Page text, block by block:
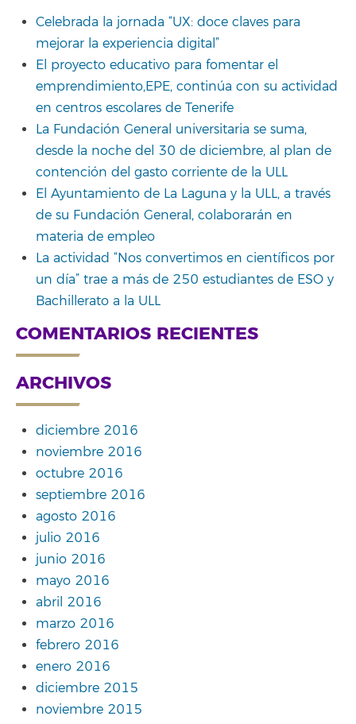
Celebrada la jornada “UX: doce claves para
mejorar la experiencia digital”
El proyecto educativo para fomentar el
emprendimiento,EPE, continúa con su actividad
en centros escolares de Tenerife
La Fundación General universitaria se suma,
desde la noche del 30 de diciembre, al plan de
contención del gasto corriente de la ULL
El Ayuntamiento de La Laguna y la ULL, a través
de su Fundación General, colaborarán en
materia de empleo
La actividad “Nos convertimos en científicos por
un día” trae a más de 250 estudiantes de ESO y
Bachillerato a la ULL
COMENTARIOS RECIENTES
ARCHIVOS
diciembre 2016
noviembre 2016
octubre 2016
septiembre 2016
agosto 2016
julio 2016
junio 2016
mayo 2016
abril 2016
marzo 2016
febrero 2016
enero 2016
diciembre 2015
noviembre 2015